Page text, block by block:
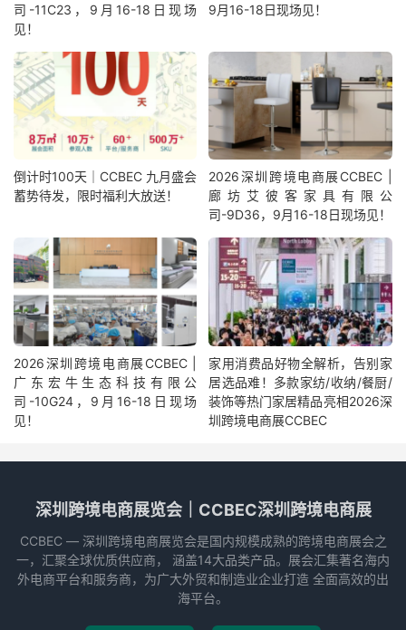
司-11C23，9月16-18日现场
见！
9月16-18日现场见！
倒计时100天｜CCBEC 九月盛会
蓄势待发，限时福利大放送！
2026深圳跨境电商展CCBEC |
廊坊艾彼客家具有限公
司-9D36，9月16-18日现场见！
2026深圳跨境电商展CCBEC |
广东宏牛生态科技有限公
司-10G24，9月16-18日现场
见！
家用消费品好物全解析，告别家
居选品难！多款家纺/收纳/餐厨/
装饰等热门家居精品亮相2026深
圳跨境电商展CCBEC
深圳跨境电商展览会｜CCBEC深圳跨境电商展
CCBEC ― 深圳跨境电商展览会是国内规模成熟的跨境电商展会之
一，汇聚全球优质供应商， 涵盖14大品类产品。展会汇集著名海内
外电商平台和服务商，为广大外贸和制造业企业打造 全面高效的出
海平台。